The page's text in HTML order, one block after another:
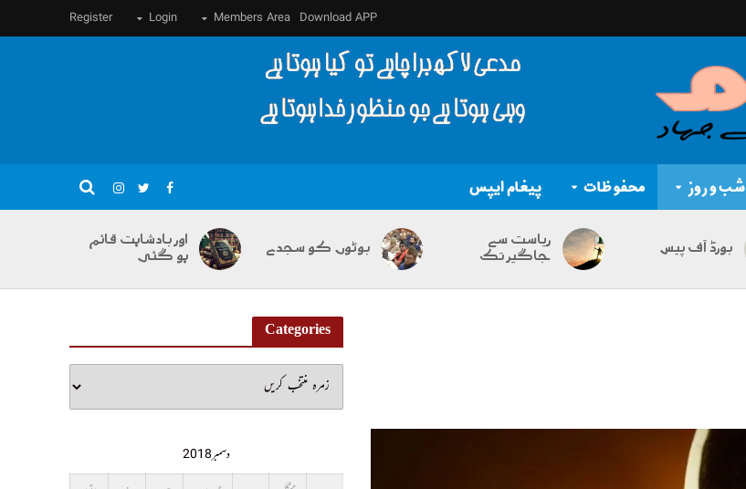
Download APP
Members Area
Login
Register
شب و روز محفوظات پیغام ایپس
بورڈ آف پیس
ریاست سے
جاگیر تک
بوٹوں کو سجدے
اور بادشاہت قائم
ہو گئی
Categories
دسمبر 2018